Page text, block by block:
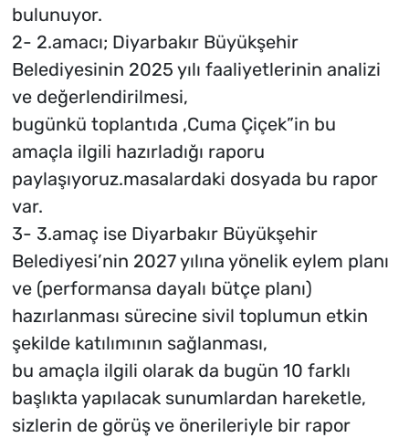
bulunuyor.
2- 2.amacı; Diyarbakır Büyükşehir
Belediyesinin 2025 yılı faaliyetlerinin analizi
ve değerlendirilmesi,
bugünkü toplantıda ,Cuma Çiçek”in bu
amaçla ilgili hazırladığı raporu
paylaşıyoruz.masalardaki dosyada bu rapor
var.
3- 3.amaç ise Diyarbakır Büyükşehir
Belediyesi’nin 2027 yılına yönelik eylem planı
ve (performansa dayalı bütçe planı)
hazırlanması sürecine sivil toplumun etkin
şekilde katılımının sağlanması,
bu amaçla ilgili olarak da bugün 10 farklı
başlıkta yapılacak sunumlardan hareketle,
sizlerin de görüş ve önerileriyle bir rapor